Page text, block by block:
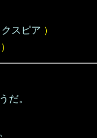
スピア ）
）
だ。